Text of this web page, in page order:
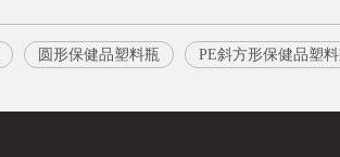
圆形保健品塑料瓶 PE斜方形保健品塑